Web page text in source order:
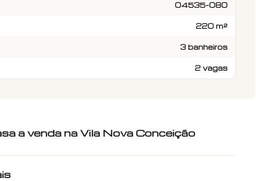
04535-080
220 m²
3 banheiros
2 vagas
a venda na Vila Nova Conceição